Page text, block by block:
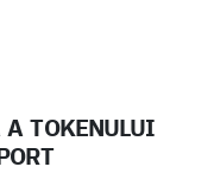
TOKENULUI